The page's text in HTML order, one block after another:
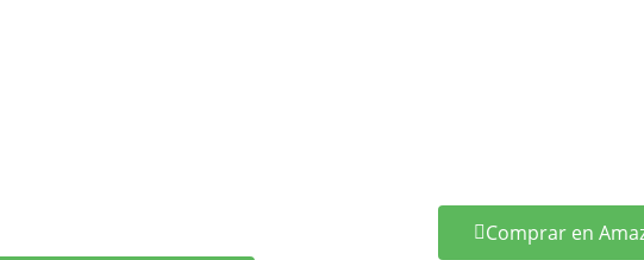
Comprar en